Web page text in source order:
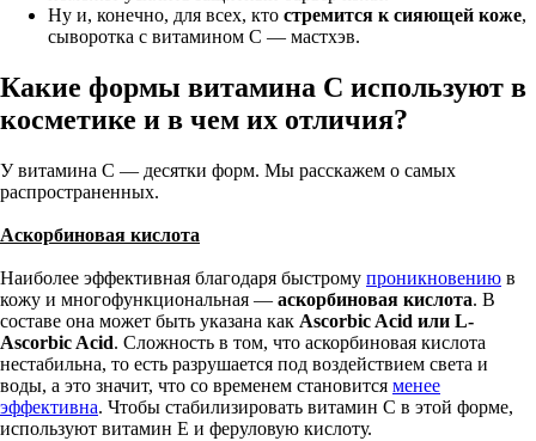
Ну и, конечно, для всех, кто стремится к сияющей коже,
сыворотка с витамином С — мастхэв.
Какие формы витамина С используют в
косметике и в чем их отличия?
У витамина С — десятки форм. Мы расскажем о самых
распространенных.
Аскорбиновая кислота
Наиболее эффективная благодаря быстрому проникновению в
кожу и многофункциональная — аскорбиновая кислота. В
составе она может быть указана как Ascorbic Acid или L-
Ascorbic Acid. Сложность в том, что аскорбиновая кислота
нестабильна, то есть разрушается под воздействием света и
воды, а это значит, что со временем становится менее
эффективна. Чтобы стабилизировать витамин С в этой форме,
используют витамин Е и феруловую кислоту.